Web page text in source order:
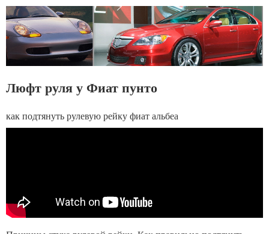
Люфт руля у Фиат пунто
как подтянуть рулевую рейку фиат альбеа